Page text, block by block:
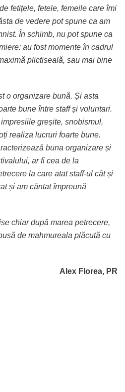
fetițele, fetele, femeile care îmi
de vedere pot spune ca am
În schimb, nu pot spune ca
au fost momente în cadrul
plictiseală, sau mai bine
o organizare bună. Și asta
bune între staff și voluntari.
greșite, snobismul,
realiza lucruri foarte bune.
buna organizare și
ar fi cea de la
la care atat staff-ul cât și
și am cântat împreună
chiar după marea petrecere,
de mahmureala plăcută cu
Alex Florea, PR